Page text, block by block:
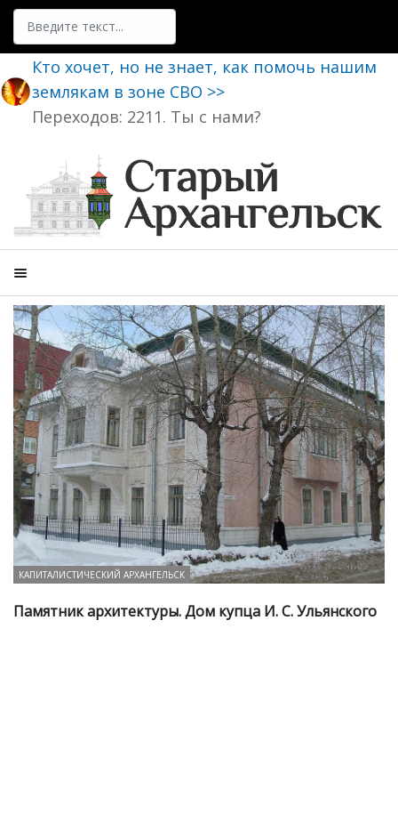
Поиск
Кто хочет, но не знает, как помочь нашим
землякам в зоне СВО >>
Переходов: 2211. Ты с нами?
КАПИТАЛИСТИЧЕСКИЙ АРХАНГЕЛЬСК
Памятник архитектуры. Дом купца И. С. Ульянского